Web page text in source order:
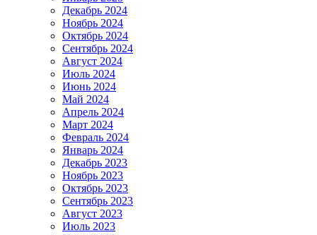
Декабрь 2024
Ноябрь 2024
Октябрь 2024
Сентябрь 2024
Август 2024
Июль 2024
Июнь 2024
Май 2024
Апрель 2024
Март 2024
Февраль 2024
Январь 2024
Декабрь 2023
Ноябрь 2023
Октябрь 2023
Сентябрь 2023
Август 2023
Июль 2023